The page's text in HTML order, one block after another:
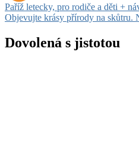
Navigace
pro
příspěvek
Paříž letecky, pro rodiče a děti +
Objevujte krásy přírody na skůtru.
Dovolená s jistotou